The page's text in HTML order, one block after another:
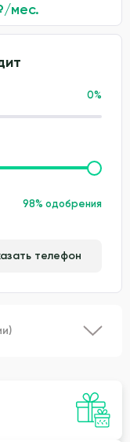
мес.
0%
98% одобрения
телефон